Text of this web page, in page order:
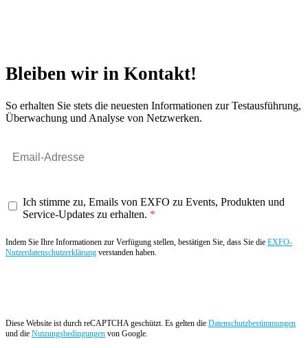
Bleiben wir in Kontakt!
So erhalten Sie stets die neuesten Informationen zur Testausführung,
Überwachung und Analyse von Netzwerken.
Ich stimme zu, Emails von EXFO zu Events, Produkten und
Service-Updates zu erhalten.
Indem Sie Ihre Informationen zur Verfügung stellen, bestätigen Sie, dass Sie die EXFO-
Nutzerdatenschutzerklärung verstanden haben.
Diese Website ist durch reCAPTCHA geschützt. Es gelten die Datenschutzbestimmungen
und die Nutzungsbedingungen von Google.